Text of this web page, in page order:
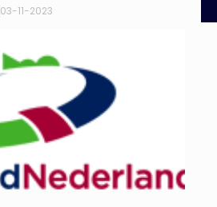
03-11-2023